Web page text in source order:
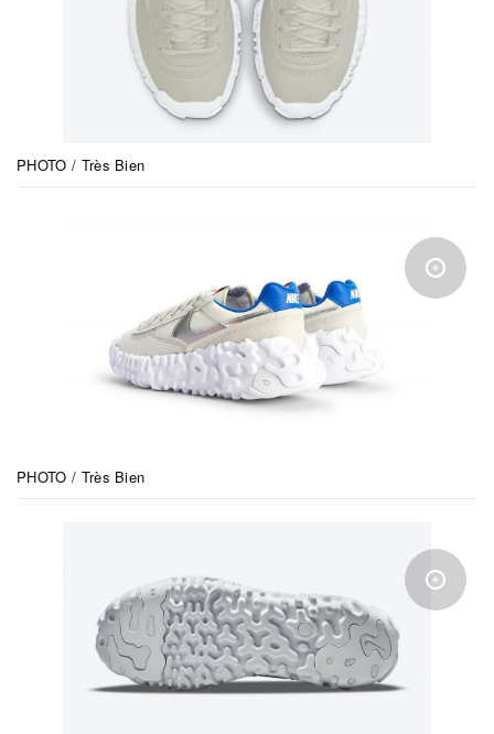
PHOTO / Très Bien
PHOTO / Très Bien